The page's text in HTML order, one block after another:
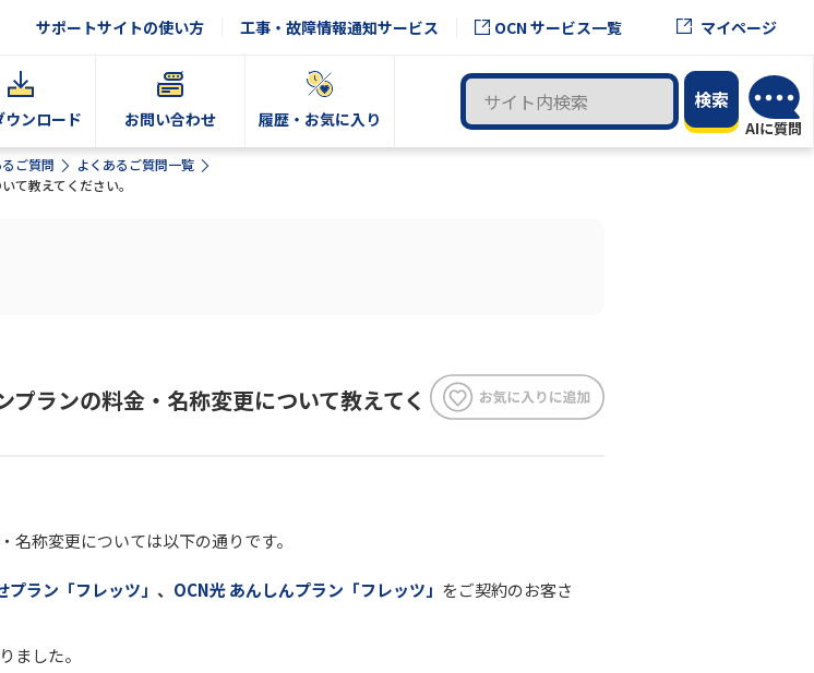
サポートサイトの使い方 工事・故障情報通知サービス OCN サービス一覧 マイページ
ウンロード お問い合わせ 履歴・お気に入り
ご質問
よくあるご質問一覧
て教えてください。
ランの料金・名称変更について教えてく
称変更については以下の通りです。
プラン「フレッツ」 、 OCN光 あんしんプラン「フレッツ」 をご契約のお客さ
ました。